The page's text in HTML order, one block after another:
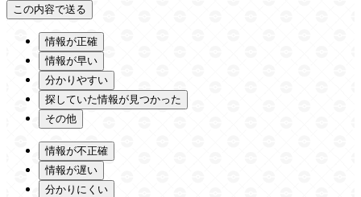
情報が正確
情報が早い
分かりやすい
探していた情報が見つかった
その他
情報が不正確
情報が遅い
分かりにくい